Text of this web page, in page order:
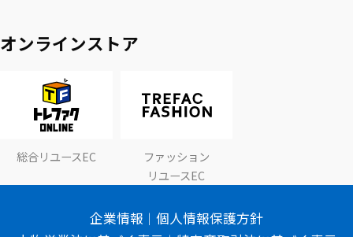
オンラインストア
総合リユースEC
ファッション
リユースEC
企業情報
個人情報保護方針